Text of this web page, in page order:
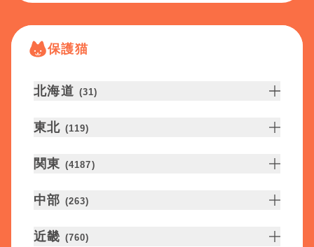
保護猫
北海道 (31)
東北 (119)
関東 (4187)
中部 (263)
近畿 (760)